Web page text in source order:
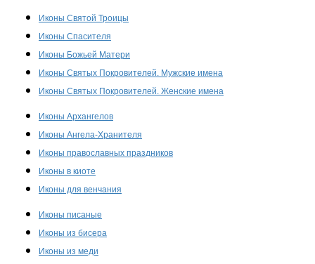
Иконы Святой Троицы
Иконы Спасителя
Иконы Божьей Матери
Иконы Святых Покровителей. Мужские имена
Иконы Святых Покровителей. Женские имена
Иконы Архангелов
Иконы Ангела-Хранителя
Иконы православных праздников
Иконы в киоте
Иконы для венчания
Иконы писаные
Иконы из бисера
Иконы из меди